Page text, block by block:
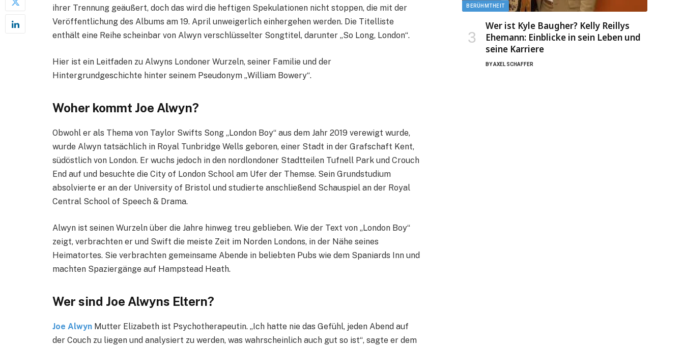
ihrer Trennung geäußert, doch das wird die heftigen Spekulationen nicht stoppen, die mit der
Veröffentlichung des Albums am 19. April unweigerlich einhergehen werden. Die Titelliste
enthält eine Reihe scheinbar von Alwyn verschlüsselter Songtitel, darunter „So Long, London“.
Hier ist ein Leitfaden zu Alwyns Londoner Wurzeln, seiner Familie und der
Hintergrundgeschichte hinter seinem Pseudonym „William Bowery“.
Woher kommt Joe Alwyn?
Obwohl er als Thema von Taylor Swifts Song „London Boy“ aus dem Jahr 2019 verewigt wurde,
wurde Alwyn tatsächlich in Royal Tunbridge Wells geboren, einer Stadt in der Grafschaft Kent,
südöstlich von London. Er wuchs jedoch in den nordlondoner Stadtteilen Tufnell Park und Crouch
End auf und besuchte die City of London School am Ufer der Themse. Sein Grundstudium
absolvierte er an der University of Bristol und studierte anschließend Schauspiel an der Royal
Central School of Speech & Drama.
Alwyn ist seinen Wurzeln über die Jahre hinweg treu geblieben. Wie der Text von „London Boy“
zeigt, verbrachten er und Swift die meiste Zeit im Norden Londons, in der Nähe seines
Heimatortes. Sie verbrachten gemeinsame Abende in beliebten Pubs wie dem Spaniards Inn und
machten Spaziergänge auf Hampstead Heath.
Wer sind Joe Alwyns Eltern?
Joe Alwyn Mutter Elizabeth ist Psychotherapeutin. „Ich hatte nie das Gefühl, jeden Abend auf
der Couch zu liegen und analysiert zu werden, was wahrscheinlich auch gut so ist“, sagte er dem
BERÜHMTHEIT
Wer ist Kyle Baugher? Kelly Reillys
Ehemann: Einblicke in sein Leben und
seine Karriere
BYAXEL SCHAFFER